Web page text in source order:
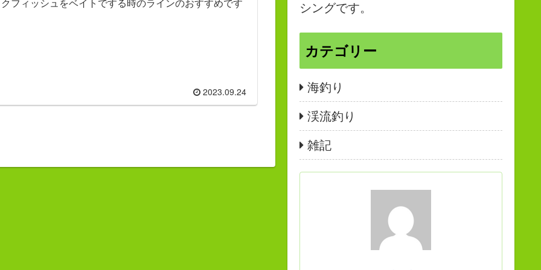
2023.09.24
シングです。
カテゴリー
海釣り
渓流釣り
雑記